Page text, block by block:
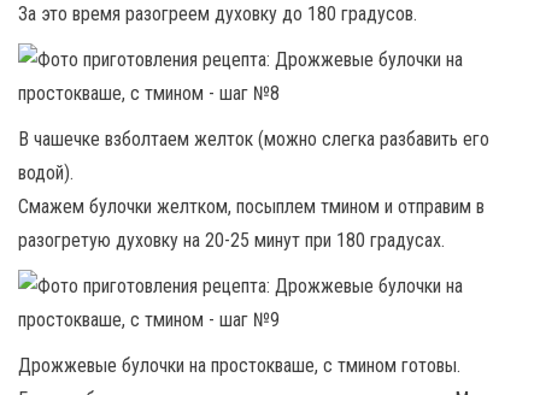
За это время разогреем духовку до 180 градусов.
В чашечке взболтаем желток (можно слегка разбавить его
водой).
Смажем булочки желтком, посыплем тмином и отправим в
разогретую духовку на 20-25 минут при 180 градусах.
Дрожжевые булочки на простокваше, с тмином готовы.